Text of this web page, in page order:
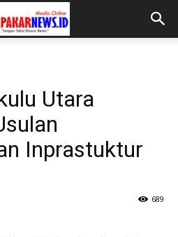
Utara
Inprastuktur
689